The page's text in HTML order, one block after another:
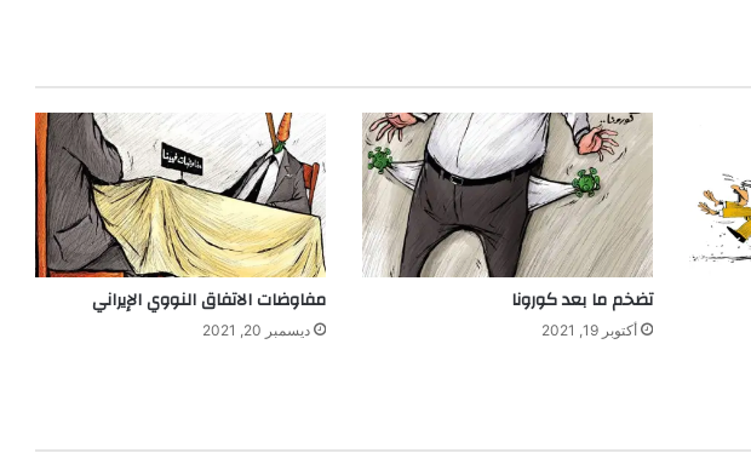
تضخم ما بعد كورونا
أكتوبر 19, 2021
مفاوضات الاتفاق النووي الإيراني
ديسمبر 20, 2021